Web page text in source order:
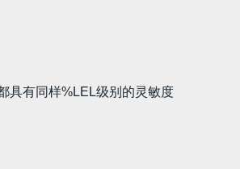
具有同样%LEL级别的灵敏度